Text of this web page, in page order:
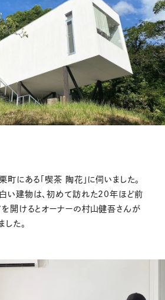
町にある「喫茶 陶花」に伺いました。
い建物は、初めて訪れた20年ほど前
を開けるとオーナーの村山健吾さんが
た。